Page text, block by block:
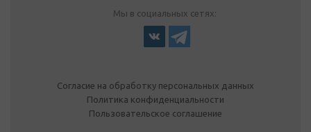
Мы в социальных сетях:
Согласие на обработку персональных данных
Политика конфиденциальности
Пользовательское соглашение